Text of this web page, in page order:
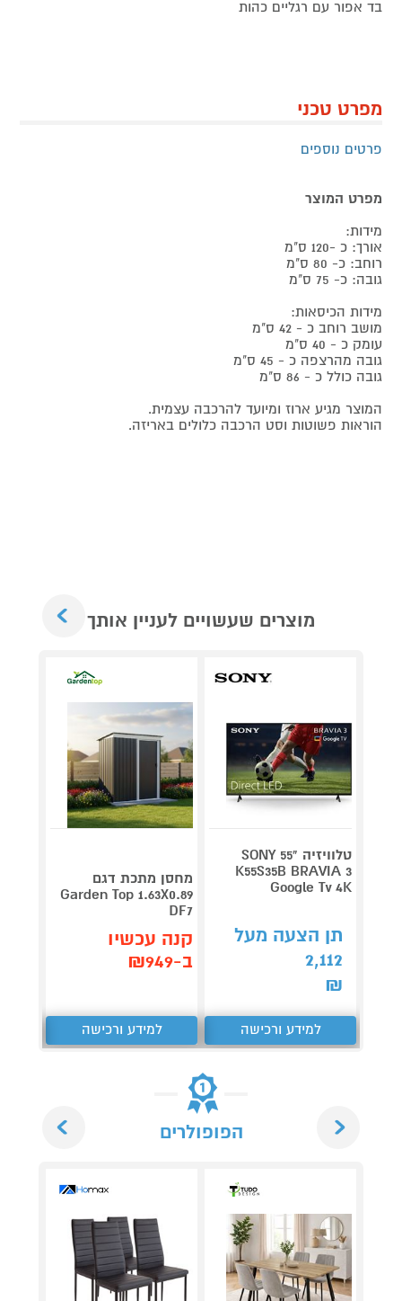
בד אפור עם רגליים כהות
מפרט טכני
פרטים נוספים
מפרט המוצר
מידות:
אורך: כ -120 ס"מ
רוחב: כ- 80 ס"מ
גובה: כ- 75 ס"מ
מידות הכיסאות:
מושב רוחב כ - 42 ס"מ
עומק כ - 40 ס"מ
גובה מהרצפה כ - 45 ס"מ
גובה כולל כ - 86 ס"מ
המוצר מגיע ארוז ומיועד להרכבה עצמית.
הוראות פשוטות וסט הרכבה כלולים באריזה.
מוצרים שעשויים לעניין אותך
טלוויזיה "55 SONY
K55S35B BRAVIA 3
Google Tv 4K
תן הצעה מעל
2,112
₪
למידע ורכישה
מחסן מתכת דגם
Garden Top 1.63X0.89
DF7
קנה עכשיו
ב-₪949
למידע ורכישה
הפופולרים